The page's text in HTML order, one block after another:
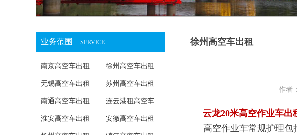
业务范围 SERVICE
南京高空车出租 徐州高空车出租
无锡高空车出租 苏州高空车出租
南通高空车出租 连云港租高空车
淮安高空车出租 安徽高空车出租
徐州高空车出租
作者
云龙20米高空作业车出租
高空作业车常规护理包